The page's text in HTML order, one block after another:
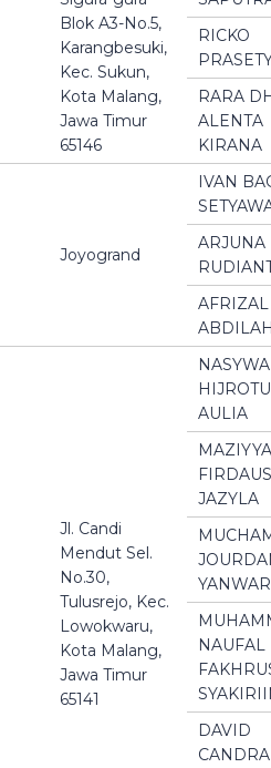
Blok A3-No.5,
Karangbesuki,
Kec. Sukun,
Kota Malang,
Jawa Timur
65146
RICKO
RARA
ALENTA
KIRANA
Joyogrand
IVAN
ARJUNA
Jl. Candi
Mendut Sel.
No.30,
Tulusrejo, Kec.
Lowokwaru,
Kota Malang,
Jawa Timur
65141
NASYWA
AULIA
MAZIYYA
JAZYLA
NAUFAL
DAVID
CANDRA